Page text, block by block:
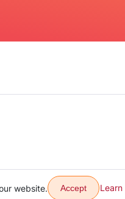
website. Accept Learn